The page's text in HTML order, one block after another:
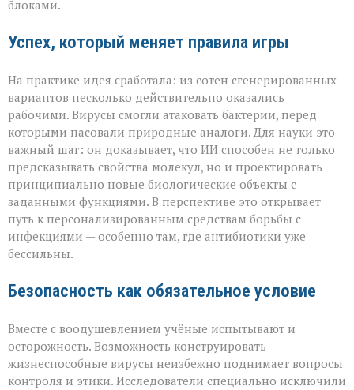
блоками.
Успех, который меняет правила игры
На практике идея сработала: из сотен сгенерированных
вариантов несколько действительно оказались
рабочими. Вирусы смогли атаковать бактерии, перед
которыми пасовали природные аналоги. Для науки это
важный шаг: он доказывает, что ИИ способен не только
предсказывать свойства молекул, но и проектировать
принципиально новые биологические объекты с
заданными функциями. В перспективе это открывает
путь к персонализированным средствам борьбы с
инфекциями — особенно там, где антибиотики уже
бессильны.
Безопасность как обязательное условие
Вместе с воодушевлением учёные испытывают и
осторожность. Возможность конструировать
жизнеспособные вирусы неизбежно поднимает вопросы
контроля и этики. Исследователи специально исключили